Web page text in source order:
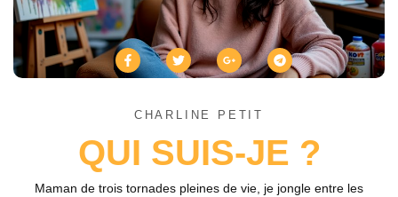
CHARLINE PETIT
QUI SUIS-JE ?
Maman de trois tornades pleines de vie, je jongle entre les